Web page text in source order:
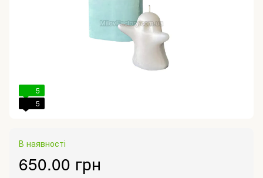
5
5
В наявності
650.00 грн